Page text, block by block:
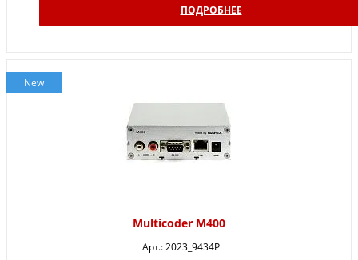
ПОДРОБНЕЕ
New
Multicoder M400
Арт.:2023_9434P